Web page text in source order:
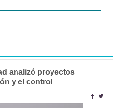
analizó proyectos
y el control